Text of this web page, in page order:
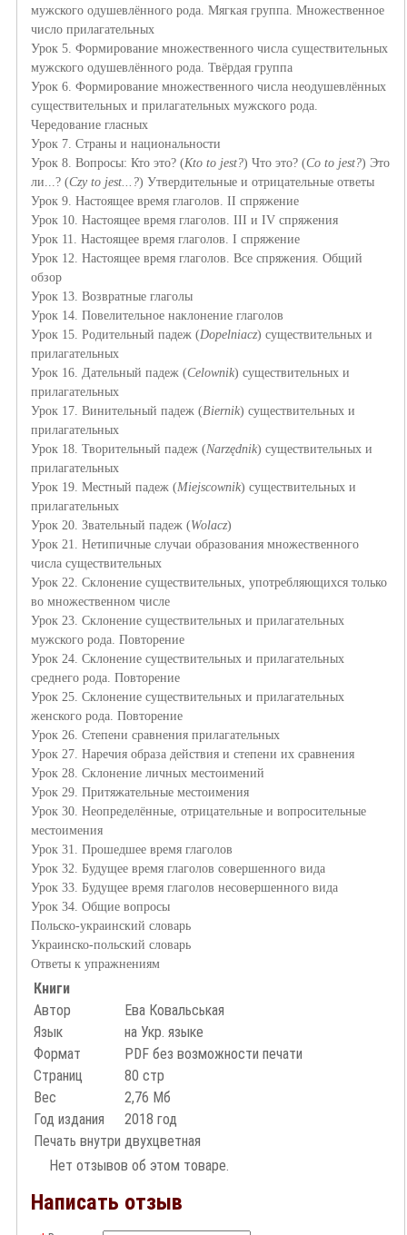
мужского одушевлённого рода. Мягкая группа. Множественное
число прилагательных
Урок 5. Формирование множественного числа существительных
мужского одушевлённого рода. Твёрдая группа
Урок 6. Формирование множественного числа неодушевлённых
существительных и прилагательных мужского рода.
Чередование гласных
Урок 7. Страны и национальности
Урок 8. Вопросы: Кто это? (Kto to jest?) Что это? (Co to jest?) Это
ли...? (Czy to jest...?) Утвердительные и отрицательные ответы
Урок 9. Настоящее время глаголов. II спряжение
Урок 10. Настоящее время глаголов. III и IV спряжения
Урок 11. Настоящее время глаголов. I спряжение
Урок 12. Настоящее время глаголов. Все спряжения. Общий
обзор
Урок 13. Возвратные глаголы
Урок 14. Повелительное наклонение глаголов
Урок 15. Родительный падеж (Dopelniacz) существительных и
прилагательных
Урок 16. Дательный падеж (Celownik) существительных и
прилагательных
Урок 17. Винительный падеж (Biernik) существительных и
прилагательных
Урок 18. Творительный падеж (Narzędnik) существительных и
прилагательных
Урок 19. Местный падеж (Miejscownik) существительных и
прилагательных
Урок 20. Звательный падеж (Wolacz)
Урок 21. Нетипичные случаи образования множественного
числа существительных
Урок 22. Склонение существительных, употребляющихся только
во множественном числе
Урок 23. Склонение существительных и прилагательных
мужского рода. Повторение
Урок 24. Склонение существительных и прилагательных
среднего рода. Повторение
Урок 25. Склонение существительных и прилагательных
женского рода. Повторение
Урок 26. Степени сравнения прилагательных
Урок 27. Наречия образа действия и степени их сравнения
Урок 28. Склонение личных местоимений
Урок 29. Притяжательные местоимения
Урок 30. Неопределённые, отрицательные и вопросительные
местоимения
Урок 31. Прошедшее время глаголов
Урок 32. Будущее время глаголов совершенного вида
Урок 33. Будущее время глаголов несовершенного вида
Урок 34. Общие вопросы
Польско-украинский словарь
Украинско-польский словарь
Ответы к упражнениям
Книги
Автор
Ева Ковальськая
Язык
на Укр. языке
Формат
PDF без возможности печати
Страниц
80 стр
Вес
2,76 Мб
Год издания
2018 год
Печать внутри двухцветная
Нет отзывов об этом товаре.
Написать отзыв